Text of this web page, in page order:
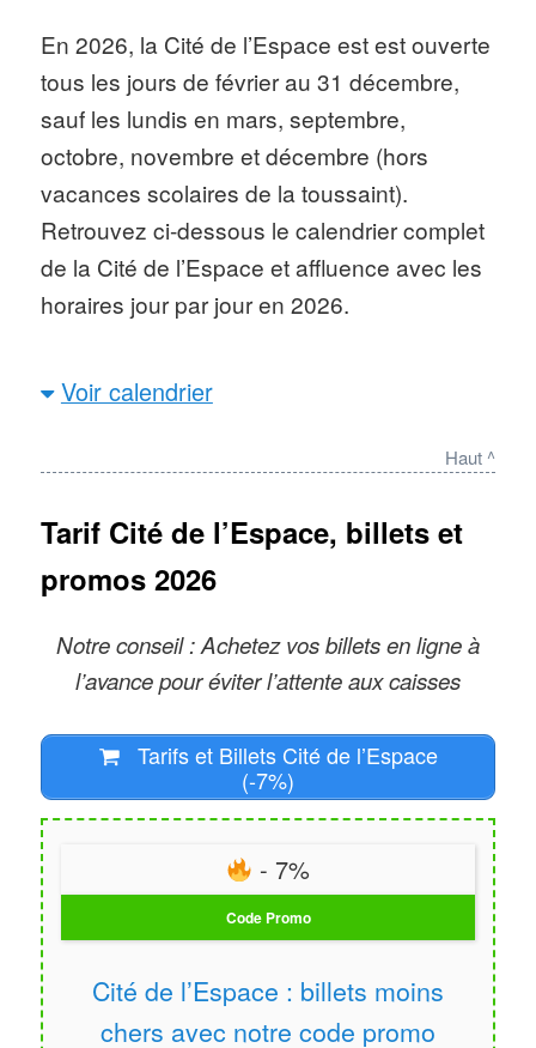
452 289 visiteurs en 2024, 423 000
en 2022, 408 000 en 2019, 375 000
en 2018
Nombre d’attractions : une
vingtaine d’activités, dont des
expositions renouvelées
régulièrement
Spectacles: différents
conférences, expositions et
long de l’année, selon l’actualité
spécialistes de l’espace viennent
régulièrement intervenir à la Cité de
connaissances et leurs expériences.
Des ateliers pour enfants et groupes
scolaires sont aussi souvent
proposés.
Nouveauté(s) 2025: nouvelle
exposition immersive au sein de la
station Mir. En traversant les
différents modules de la station, on
vivent et travaillent en orbite
En 2026, la Cité de l’Espace est est ouverte
tous les jours de février au 31 décembre,
sauf les lundis en mars, septembre,
octobre, novembre et décembre (hors
vacances scolaires de la toussaint).
Retrouvez ci-dessous le calendrier complet
de la Cité de l’Espace et affluence avec les
horaires jour par jour en 2026.
Horaires de la Cité de l’Espace
Voir calendrier
Haut ^
Tarif Cité de l’Espace, billets et
promos 2026
Notre conseil : Achetez vos billets en ligne à
l’avance pour éviter l’attente aux caisses
Tarifs et Billets Cité de l’Espace
(-7%)
- 7%
Code Promo
Cité de l’Espace : billets moins
chers avec notre code promo